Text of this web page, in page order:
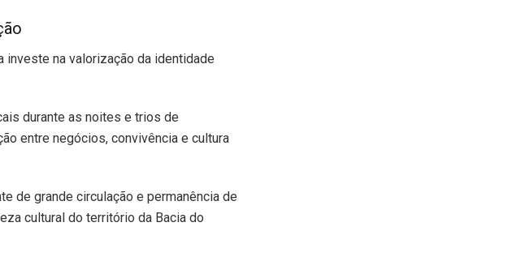
na valorização da identidade
durante as noites e trios de
entre negócios, convivência e cultura
de grande circulação e permanência de
cultural do território da Bacia do